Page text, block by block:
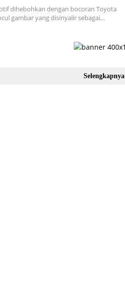
dihebohkan dengan bocoran Toyota
gambar yang disinyalir sebagai…
Selengkapnya